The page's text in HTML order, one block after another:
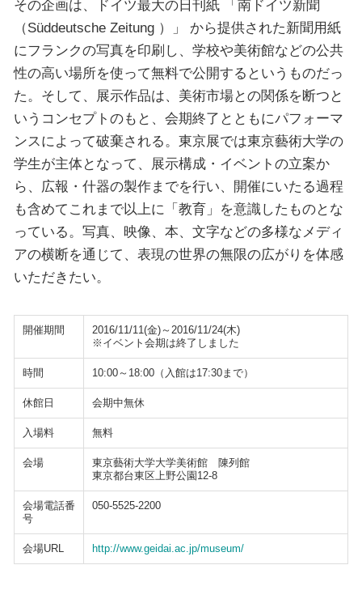
その企画は、ドイツ最大の日刊紙 「南ドイツ新聞
（Süddeutsche Zeitung ）」 から提供された新聞用紙
にフランクの写真を印刷し、学校や美術館などの公共
性の高い場所を使って無料で公開するというものだっ
た。そして、展示作品は、美術市場との関係を断つと
いうコンセプトのもと、会期終了とともにパフォーマ
ンスによって破棄される。東京展では東京藝術大学の
学生が主体となって、展示構成・イベントの立案か
ら、広報・什器の製作までを行い、開催にいたる過程
も含めてこれまで以上に「教育」を意識したものとな
っている。写真、映像、本、文字などの多様なメディ
アの横断を通じて、表現の世界の無限の広がりを体感
いただきたい。
開催期間
2016/11/11(金)～2016/11/24(木)
※イベント会期は終了しました
時間 10:00～18:00（入館は17:30まで）
休館日 会期中無休
入場料 無料
会場
東京藝術大学大学美術館 陳列館
東京都台東区上野公園12-8
会場電話番
号
050-5525-2200
会場URL http://www.geidai.ac.jp/museum/